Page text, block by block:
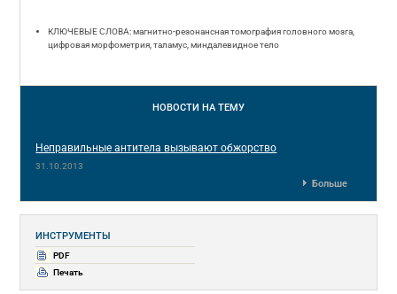
КЛЮЧЕВЫЕ СЛОВА: магнитно-резонансная томография головного мозга,
цифровая морфометрия, таламус, миндалевидное тело
НОВОСТИ НА ТЕМУ
Неправильные антитела вызывают обжорство
31.10.2013
Больше
ИНСТРУМЕНТЫ
PDF
Печать